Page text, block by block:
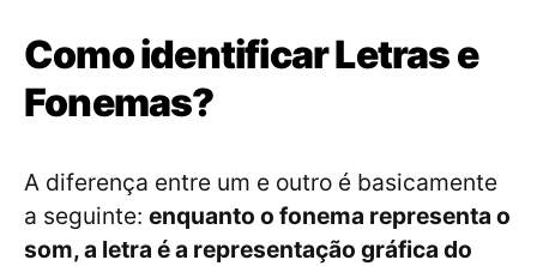
Como identificar Letras e
Fonemas?
A diferença entre um e outro é basicamente
a seguinte: enquanto o fonema representa o
som, a letra é a representação gráfica do